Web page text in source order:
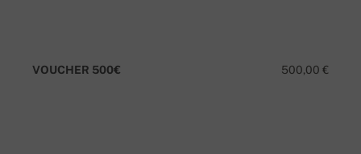
500,00 €
VOUCHER 500€